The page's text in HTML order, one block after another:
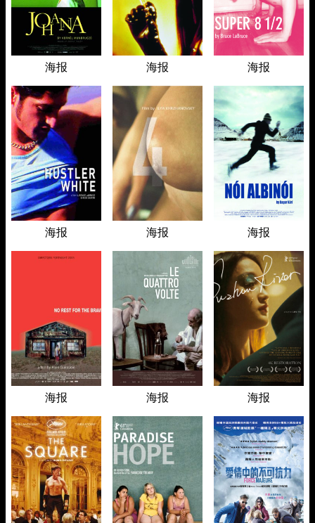
海报 海报 海报
海报 海报 海报
海报 海报 海报